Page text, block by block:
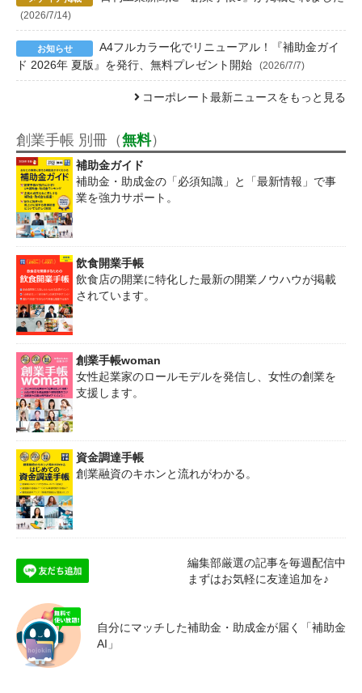
(2026/7/14)
A4フルカラー化でリニューアル！『補助金ガイ
ド 2026年 夏版』を発行、無料プレゼント開始
(2026/7/7)
コーポレート最新ニュースをもっと見る
創業手帳 別冊（無料）
補助金ガイド
補助金・助成金の「必須知識」と「最新情報」で事
業を強力サポート。
飲食開業手帳
飲食店の開業に特化した最新の開業ノウハウが掲載
されています。
創業手帳woman
女性起業家のロールモデルを発信し、女性の創業を
支援します。
資金調達手帳
創業融資のキホンと流れがわかる。
編集部厳選の記事を毎週配信中
まずはお気軽に友達追加を♪
自分にマッチした補助金・助成金が届く「補助金
AI」